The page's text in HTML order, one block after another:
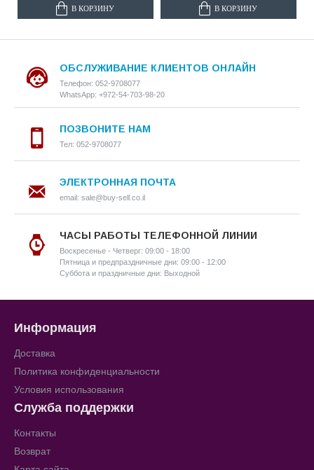
В КОРЗИНУ В КОРЗИНУ
ОБСЛУЖИВАНИЕ КЛИЕНТОВ ОНЛАЙН
Телефон: 052-9708077
WhatsApp: +972-54-703-98-20
ПОЗВОНИТЕ НАМ
Тел: 052-9708077
ЭЛЕКТРОННАЯ ПОЧТА
email: sale@buy-sell.co.il
ЧАСЫ РАБОТЫ ТЕЛЕФОННОЙ ЛИНИИ
Воскресенье - Четверг: 09:00 - 18:00
Пятница и предпраздничные дни: 09:00 - 12:00
Суббота и праздничные дни: Выходной
Информация
Доставка
Политика конфиденциальности
Условия использования
Служба поддержки
Контакты
Возврат